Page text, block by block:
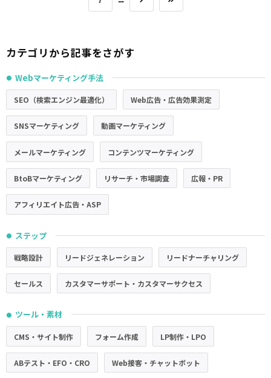
カテゴリから記事をさがす
● Webマーケティング手法
SEO（検索エンジン最適化） Web広告・広告効果測定
SNSマーケティング 動画マーケティング
メールマーケティング コンテンツマーケティング
BtoBマーケティング リサーチ・市場調査 広報・PR
アフィリエイト広告・ASP
● ステップ
戦略設計 リードジェネレーション リードナーチャリング
セールス カスタマーサポート・カスタマーサクセス
● ツール・素材
CMS・サイト制作 フォーム作成 LP制作・LPO
ABテスト・EFO・CRO Web接客・チャットボット